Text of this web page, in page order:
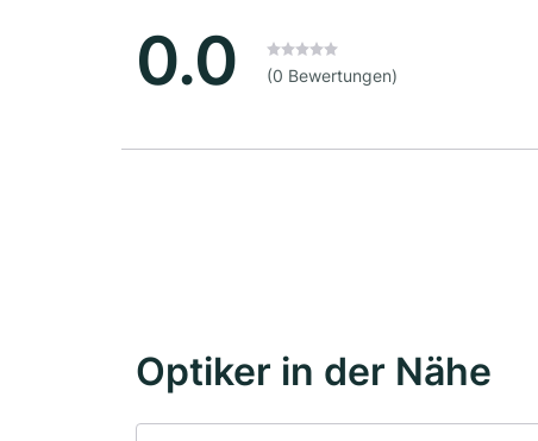
0.0 (0 Bewertungen)
Optiker in der Nähe